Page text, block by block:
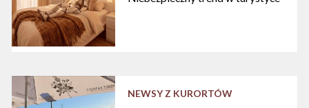
NEWSY Z KURORTÓW